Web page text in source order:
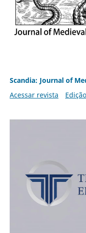
Scandia: Journal of
Acessar revista